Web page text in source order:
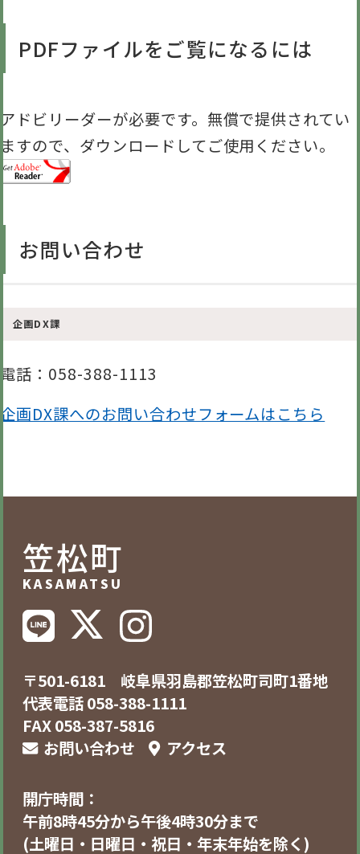
PDFファイルをご覧になるには
アドビリーダーが必要です。無償で提供されてい
ますので、ダウンロードしてご使用ください。
お問い合わせ
企画DX課
電話 ：058-388-1113
企画DX課へのお問い合わせフォームはこちら
笠松町
KASAMATSU
〒501-6181 岐阜県羽島郡笠松町司町1番地
代表電話 058-388-1111
FAX 058-387-5816
お問い合わせ
アクセス
開庁時間：
午前8時45分から午後4時30分まで
(土曜日・日曜日・祝日・年末年始を除く)